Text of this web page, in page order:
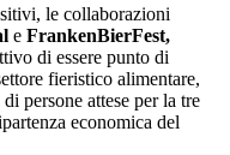
le collaborazioni
e FrankenBierFest,
di essere punto di
fieristico alimentare,
persone attese per la tre
economica del